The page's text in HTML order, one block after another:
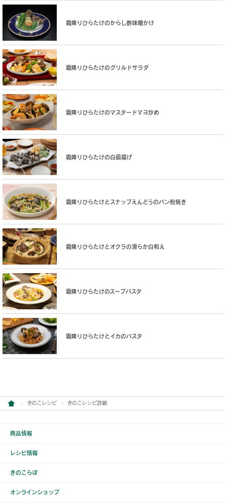
霜降りひらたけのからし酢味噌かけ
霜降りひらたけのグリルドサラダ
霜降りひらたけのマスタードマヨ炒め
霜降りひらたけの白扇揚げ
霜降りひらたけとスナップえんどうのパン粉焼き
霜降りひらたけとオクラの滑らか白和え
霜降りひらたけのスープパスタ
霜降りひらたけとイカのパスタ
きのこレシピ きのこレシピ詳細
商品情報
レシピ情報
きのこらぼ
オンラインショップ